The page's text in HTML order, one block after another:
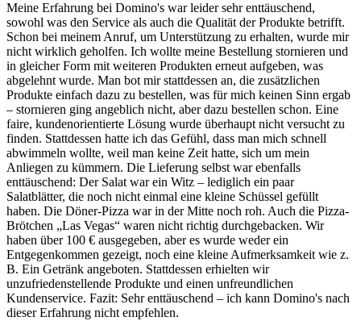
Meine Erfahrung bei Domino's war leider sehr enttäuschend,
sowohl was den Service als auch die Qualität der Produkte betrifft.
Schon bei meinem Anruf, um Unterstützung zu erhalten, wurde mir
nicht wirklich geholfen. Ich wollte meine Bestellung stornieren und
in gleicher Form mit weiteren Produkten erneut aufgeben, was
abgelehnt wurde. Man bot mir stattdessen an, die zusätzlichen
Produkte einfach dazu zu bestellen, was für mich keinen Sinn ergab
– stornieren ging angeblich nicht, aber dazu bestellen schon. Eine
faire, kundenorientierte Lösung wurde überhaupt nicht versucht zu
finden. Stattdessen hatte ich das Gefühl, dass man mich schnell
abwimmeln wollte, weil man keine Zeit hatte, sich um mein
Anliegen zu kümmern. Die Lieferung selbst war ebenfalls
enttäuschend: Der Salat war ein Witz – lediglich ein paar
Salatblätter, die noch nicht einmal eine kleine Schüssel gefüllt
haben. Die Döner-Pizza war in der Mitte noch roh. Auch die Pizza-
Brötchen „Las Vegas“ waren nicht richtig durchgebacken. Wir
haben über 100 € ausgegeben, aber es wurde weder ein
Entgegenkommen gezeigt, noch eine kleine Aufmerksamkeit wie z.
B. Ein Getränk angeboten. Stattdessen erhielten wir
unzufriedenstellende Produkte und einen unfreundlichen
Kundenservice. Fazit: Sehr enttäuschend – ich kann Domino's nach
dieser Erfahrung nicht empfehlen.